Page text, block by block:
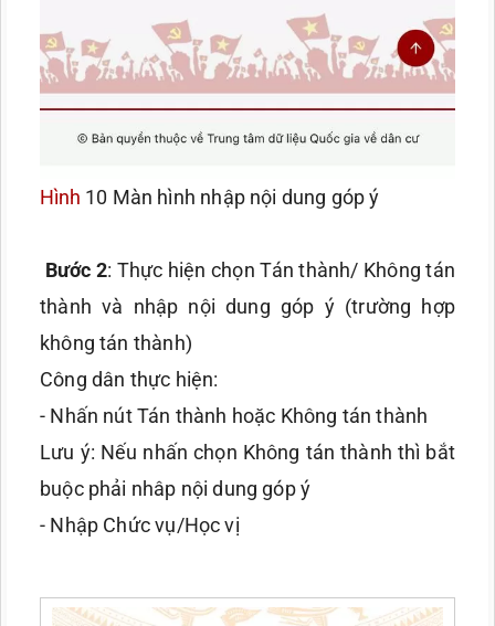
Hình 10 Màn hình nhập nội dung góp ý
Bước 2: Thực hiện chọn Tán thành/ Không tán
thành và nhập nội dung góp ý (trường hợp
không tán thành)
Công dân thực hiện:
- Nhấn nút Tán thành hoặc Không tán thành
Lưu ý: Nếu nhấn chọn Không tán thành thì bắt
buộc phải nhâp nội dung góp ý
- Nhập Chức vụ/Học vị